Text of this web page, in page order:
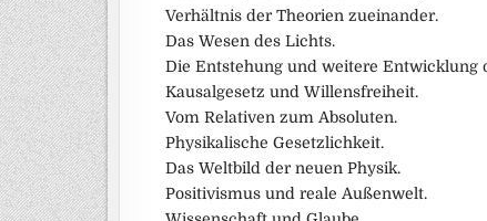
Verhältnis der Theorien zueinander.
Das Wesen des Lichts.
Die Entstehung und weitere Entwicklung
Kausalgesetz und Willensfreiheit.
Vom Relativen zum Absoluten.
Physikalische Gesetzlichkeit.
Das Weltbild der neuen Physik.
Positivismus und reale Außenwelt.